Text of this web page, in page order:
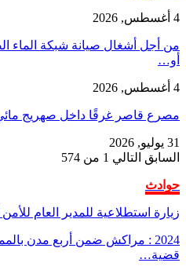
4 أغسطس, 2026
من أجل أشغال صيانة شبكة الماء
أو…
4 أغسطس, 2026
مصرع قاصر غرقًا داخل صهريج
31 يوليو, 2026
السابق التالي 1 من 574
حوادث
زيارة استطلاعية للمدير العام
قضية…